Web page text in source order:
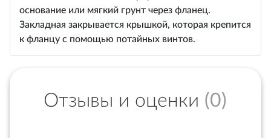
основание или мягкий грунт через фланец.
Закладная закрывается крышкой, которая крепится
к фланцу с помощью потайных винтов.
Отзывы и оценки (0)